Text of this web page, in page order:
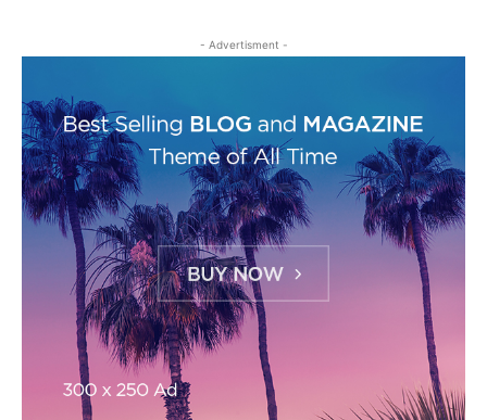
- Advertisment -